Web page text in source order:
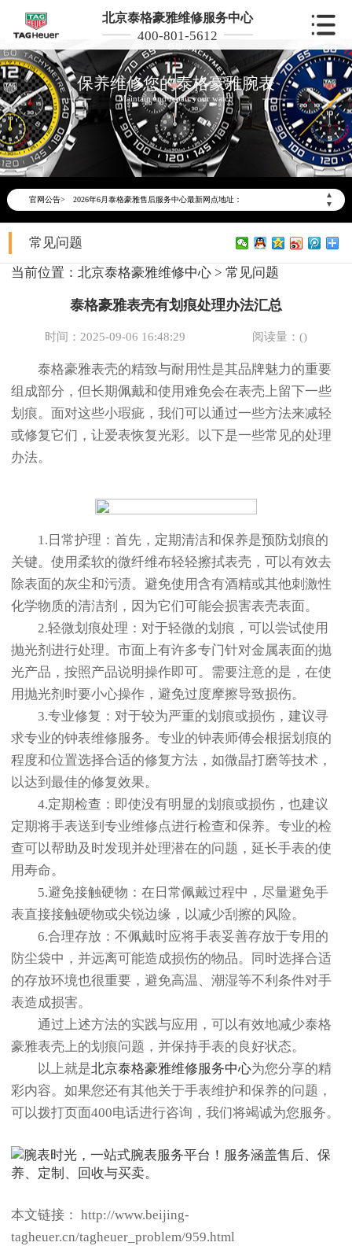
北京泰格豪雅维修服务中心
400-801-5612
保养维修您的泰格豪雅腕表
Maintain and repair your watch
官网公告>
▲
▼
2026年6月泰格豪雅北京市售后服务网络优化升级公告
2026年6月北京市泰格豪雅官方售后客户服务热线：400-801-5612
2026年6月泰格豪雅售后服务中心最新网点地址：
北京市东城区东长安街1号东方广场写字楼W3座6层602室（需提前预约）
北京市朝阳区建国门外大街甲6号华熙国际中心写字楼D座11层1102室（需提前预约）
节假日正常营业！
常见问题
当前位置： 北京泰格豪雅维修中心 > 常见问题
泰格豪雅表壳有划痕处理办法汇总
时间：2025-09-06 16:48:29 阅读量：()
泰格豪雅表壳的精致与耐用性是其品牌魅力的重要
组成部分，但长期佩戴和使用难免会在表壳上留下一些
划痕。面对这些小瑕疵，我们可以通过一些方法来减轻
或修复它们，让爱表恢复光彩。以下是一些常见的处理
办法。
1.日常护理：首先，定期清洁和保养是预防划痕的
关键。使用柔软的微纤维布轻轻擦拭表壳，可以有效去
除表面的灰尘和污渍。避免使用含有酒精或其他刺激性
化学物质的清洁剂，因为它们可能会损害表壳表面。
2.轻微划痕处理：对于轻微的划痕，可以尝试使用
抛光剂进行处理。市面上有许多专门针对金属表面的抛
光产品，按照产品说明操作即可。需要注意的是，在使
用抛光剂时要小心操作，避免过度摩擦导致损伤。
3.专业修复：对于较为严重的划痕或损伤，建议寻
求专业的钟表维修服务。专业的钟表师傅会根据划痕的
程度和位置选择合适的修复方法，如微晶打磨等技术，
以达到最佳的修复效果。
4.定期检查：即使没有明显的划痕或损伤，也建议
定期将手表送到专业维修点进行检查和保养。专业的检
查可以帮助及时发现并处理潜在的问题，延长手表的使
用寿命。
5.避免接触硬物：在日常佩戴过程中，尽量避免手
表直接接触硬物或尖锐边缘，以减少刮擦的风险。
6.合理存放：不佩戴时应将手表妥善存放于专用的
防尘袋中，并远离可能造成损伤的物品。同时选择合适
的存放环境也很重要，避免高温、潮湿等不利条件对手
表造成损害。
通过上述方法的实践与应用，可以有效地减少泰格
豪雅表壳上的划痕问题，并保持手表的良好状态。
以上就是北京泰格豪雅维修服务中心为您分享的精
彩内容。如果您还有其他关于手表维护和保养的问题，
可以拨打页面400电话进行咨询，我们将竭诚为您服务。
本文链接： http://www.beijing-
tagheuer.cn/tagheuer_problem/959.html